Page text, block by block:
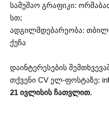
სამუშაო გრაფიკი:
სთ;
ადგილმდებარეობა:
ქუჩა
დაინტერესების
თქვენი CV ელ-ფოსტაზე:
21 ივლისის ჩათვლით.